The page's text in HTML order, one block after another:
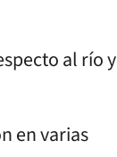
al río y
en varias